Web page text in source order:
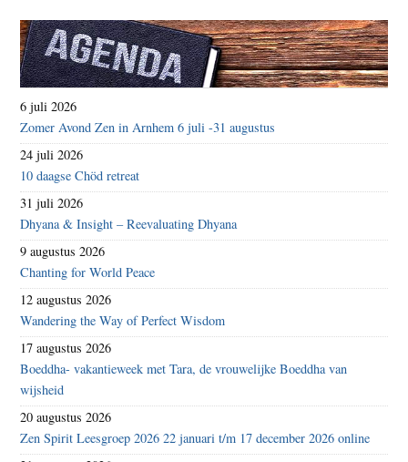
6 juli 2026
Zomer Avond Zen in Arnhem 6 juli -31 augustus
24 juli 2026
10 daagse Chöd retreat
31 juli 2026
Dhyana & Insight – Reevaluating Dhyana
9 augustus 2026
Chanting for World Peace
12 augustus 2026
Wandering the Way of Perfect Wisdom
17 augustus 2026
Boeddha- vakantieweek met Tara, de vrouwelijke Boeddha van
wijsheid
20 augustus 2026
Zen Spirit Leesgroep 2026 22 januari t/m 17 december 2026 online